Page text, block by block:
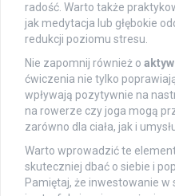
radość. Warto także
jak medytacja lub głębokie
redukcji poziomu stresu.
Nie zapomnij również o
ćwiczenia nie tylko
wpływają pozytywnie na
na rowerze czy joga mogą
zarówno dla ciała, jak i
Warto wprowadzić te
skuteczniej dbać o siebie i
Pamiętaj, że inwestowanie